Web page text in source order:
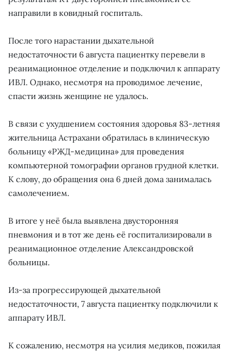
направили в ковидный госпиталь.
После того нарастании дыхательной
недостаточности 6 августа пациентку перевели в
реанимационное отделение и подключил к аппарату
ИВЛ. Однако, несмотря на проводимое лечение,
спасти жизнь женщине не удалось.
В связи с ухудшением состояния здоровья 83-летняя
жительница Астрахани обратилась в клиническую
больницу «РЖД-медицина» для проведения
компьютерной томографии органов грудной клетки.
К слову, до обращения она 6 дней дома занималась
самолечением.
В итоге у неё была выявлена двусторонняя
пневмония и в тот же день её госпитализировали в
реанимационное отделение Александровской
больницы.
Из-за прогрессирующей дыхательной
недостаточности, 7 августа пациентку подключили к
аппарату ИВЛ.
К сожалению, несмотря на усилия медиков, пожилая